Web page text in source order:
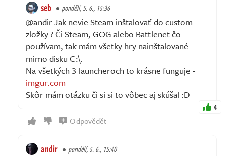
seb pondělí, 5. 6., 15:36
@andir Jak nevie Steam inštalovať do custom
zložky ? Či Steam, GOG alebo Battlenet čo
používam, tak mám všetky hry nainštalované
mimo disku C:\.
Na všetkých 3 launcheroch to krásne funguje -
imgur.com
Skôr mám otázku či si si to vôbec aj skúšal :D
4
Odpovědět
andir pondělí, 5. 6., 15:40